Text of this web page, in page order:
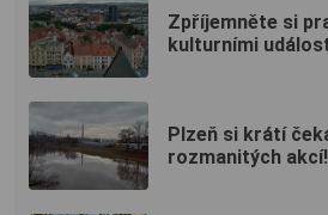
Zpříjemněte si
kulturními
Plzeň si krátí
rozmanitých akcí!